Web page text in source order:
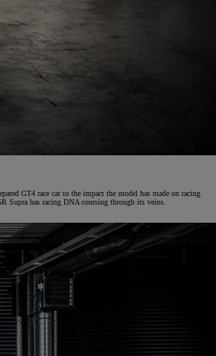
GT4 race car to the impact the model has made on racing
Supra has racing DNA coursing through its veins.